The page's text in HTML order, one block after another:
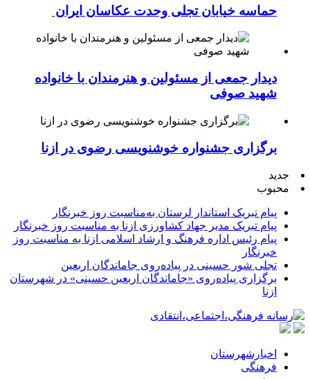
حماسه خیابان تجلی وحدت عکاسان ایران
دیدار جمعی از مسئولین و هنرمندان با خانواده
شهید صوفی
برگزاری جشنواره خوشنویسی رضوی در ازنا
جدید
محبوب
پیام تبریک استاندار لرستان به‌مناسبت روز خبرنگار
پیام تبریک مدیر جهاد کشاورزی ازنا به مناسبت روز خبرنگار
پیام رئیس اداره فرهنگ و ارشاد اسلامی ازنا به مناسبت روز
خبرنگار
تجلی شور حسینی در پیاده‌روی جاماندگان اربعین
برگزاری پیاده‌روی «جاماندگان اربعین حسینی» در شهرستان
ازنا
اخبارشهرستان
فرهنگی